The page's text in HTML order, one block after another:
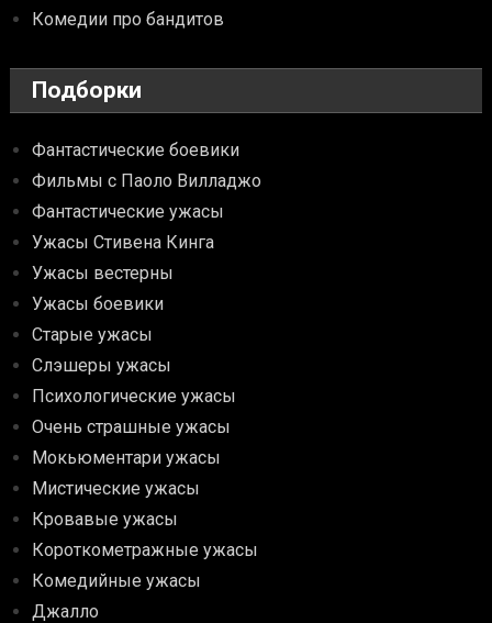
Комедии про бандитов
Подборки
Фантастические боевики
Фильмы с Паоло Вилладжо
Фантастические ужасы
Ужасы Стивена Кинга
Ужасы вестерны
Ужасы боевики
Старые ужасы
Слэшеры ужасы
Психологические ужасы
Очень страшные ужасы
Мокьюментари ужасы
Мистические ужасы
Кровавые ужасы
Короткометражные ужасы
Комедийные ужасы
Джалло